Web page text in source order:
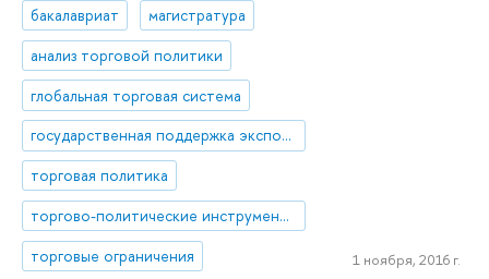
бакалавриат
магистратура
анализ торговой политики
глобальная торговая система
государственная поддержка экспорта
торговая политика
торгово-политические инструменты
торговые ограничения
1 ноября, 2016 г.